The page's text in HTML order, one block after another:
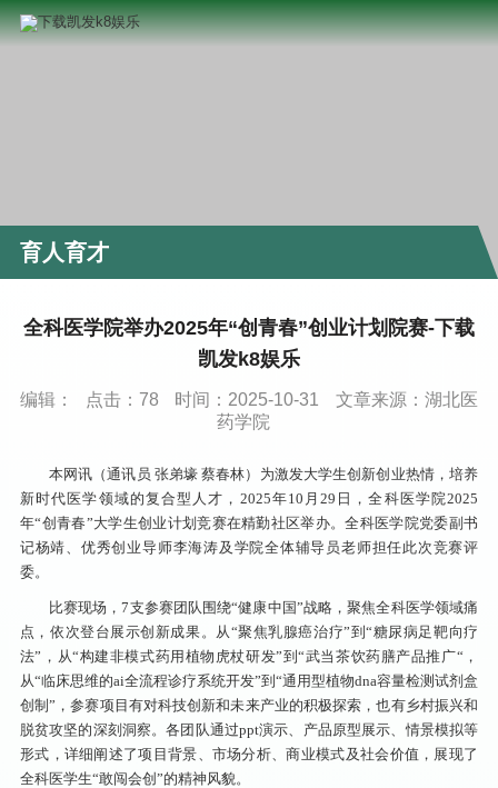
育人育才
全科医学院举办2025年“创青春”创业计划院赛-下载
凯发k8娱乐
编辑： 点击： 78 时间：2025-10-31
文章来源：湖北医
药学院
本网讯（通讯员 张弟壕 蔡春林）为激发大学生创新创业热情，培养
新时代医学领域的复合型人才，2025年10月29日，全科医学院2025
年“创青春”大学生创业计划竞赛在精勤社区举办。全科医学院党委副书
记杨靖、优秀创业导师李海涛及学院全体辅导员老师担任此次竞赛评
委。
比赛现场，7支参赛团队围绕“健康中国”战略，聚焦全科医学领域痛
点，依次登台展示创新成果。从“聚焦乳腺癌治疗”到“糖尿病足靶向疗
法”，从“构建非模式药用植物虎杖研发”到“武当茶饮药膳产品推广“，
从“临床思维的ai全流程诊疗系统开发”到“通用型植物dna容量检测试剂盒
创制”，参赛项目有对科技创新和未来产业的积极探索，也有乡村振兴和
脱贫攻坚的深刻洞察。各团队通过ppt演示、产品原型展示、情景模拟等
形式，详细阐述了项目背景、市场分析、商业模式及社会价值，展现了
全科医学生“敢闯会创”的精神风貌。